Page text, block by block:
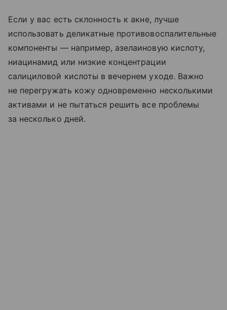
Если у вас есть склонность к акне, лучше
использовать деликатные противовоспалительные
компоненты — например, азелаиновую кислоту,
ниацинамид или низкие концентрации
салициловой кислоты в вечернем уходе. Важно
не перегружать кожу одновременно несколькими
активами и не пытаться решить все проблемы
за несколько дней.